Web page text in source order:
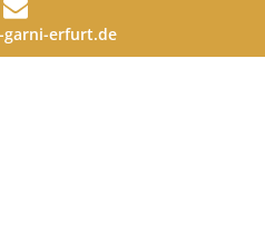
garni-erfurt.de